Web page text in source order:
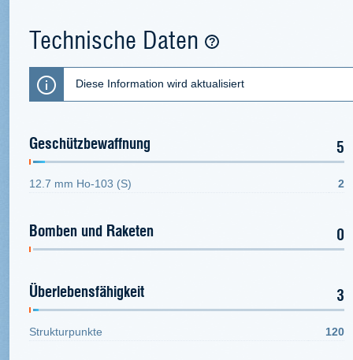
Technische Daten
Diese Information wird aktualisiert
Geschützbewaffnung 5
12.7 mm Ho-103 (S) 2
Bomben und Raketen 0
Überlebensfähigkeit 3
Strukturpunkte 120